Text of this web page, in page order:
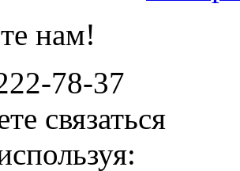
нам!
78-37
связаться